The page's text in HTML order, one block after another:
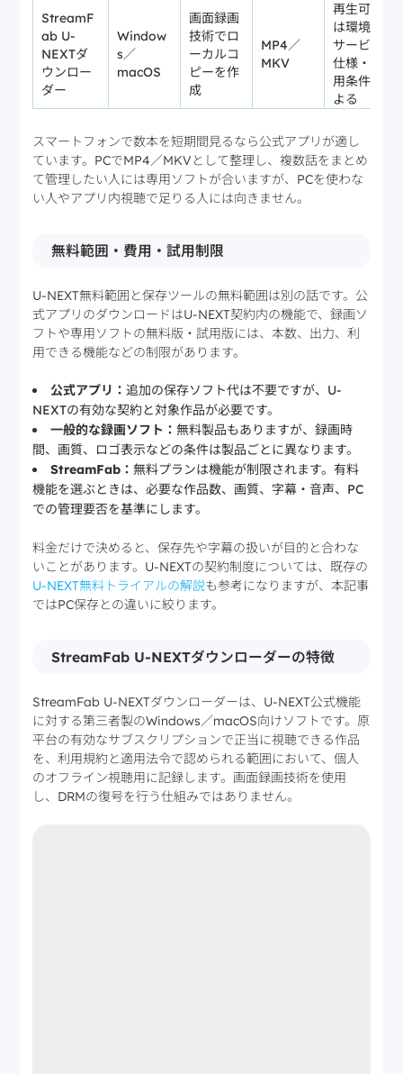
StreamF
ab U-
NEXTダ
ウンロー
ダー
Window
s／
macOS
画面録画
技術でロ
ーカルコ
ピーを作
成
MP4／
MKV
再生可否
は環境・
サービス
仕様・利
用条件に
よる
スマートフォンで数本を短期間見るなら公式アプリが適し
ています。PCでMP4／MKVとして整理し、複数話をまとめ
て管理したい人には専用ソフトが合いますが、PCを使わな
い人やアプリ内視聴で足りる人には向きません。
無料範囲・費用・試用制限
U-NEXT無料範囲と保存ツールの無料範囲は別の話です。公
式アプリのダウンロードはU-NEXT契約内の機能で、録画ソ
フトや専用ソフトの無料版・試用版には、本数、出力、利
用できる機能などの制限があります。
公式アプリ：追加の保存ソフト代は不要ですが、U-
NEXTの有効な契約と対象作品が必要です。
一般的な録画ソフト：無料製品もありますが、録画時
間、画質、ロゴ表示などの条件は製品ごとに異なります。
StreamFab：無料プランは機能が制限されます。有料
機能を選ぶときは、必要な作品数、画質、字幕・音声、PC
での管理要否を基準にします。
料金だけで決めると、保存先や字幕の扱いが目的と合わな
いことがあります。U-NEXTの契約制度については、既存の
U-NEXT無料トライアルの解説も参考になりますが、本記事
ではPC保存との違いに絞ります。
StreamFab U-NEXTダウンローダーの特徴
StreamFab U-NEXTダウンローダーは、U-NEXT公式機能
に対する第三者製のWindows／macOS向けソフトです。原
平台の有効なサブスクリプションで正当に視聴できる作品
を、利用規約と適用法令で認められる範囲において、個人
のオフライン視聴用に記録します。画面録画技術を使用
し、DRMの復号を行う仕組みではありません。